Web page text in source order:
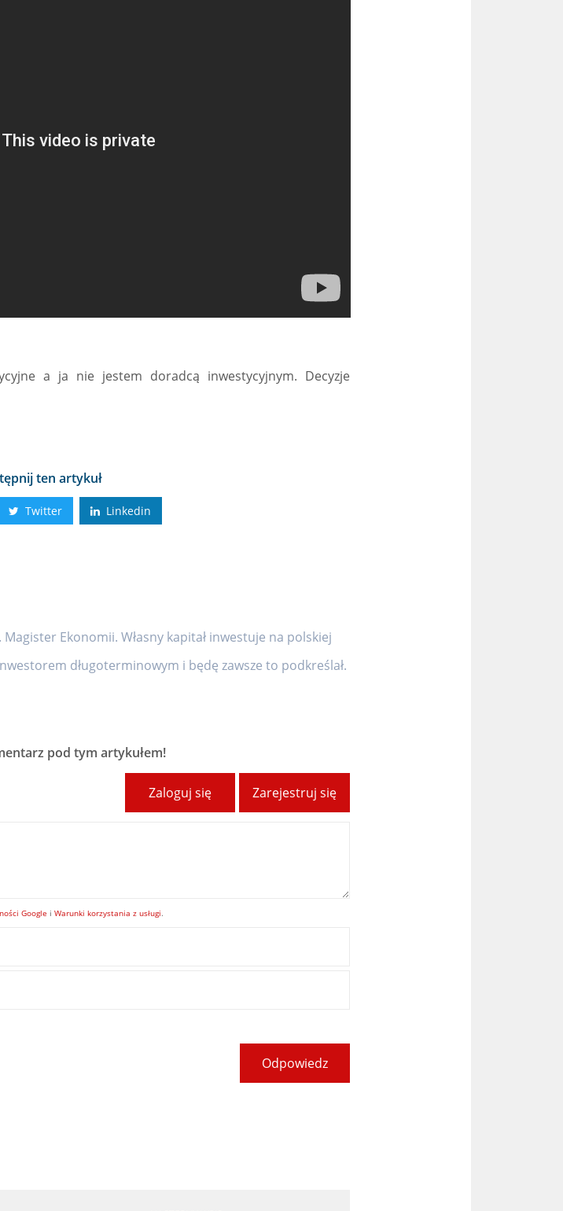
a ja nie jestem doradcą inwestycyjnym. Decyzje
ten artykuł
Twitter Linkedin
Ekonomii. Własny kapitał inwestuje na polskiej
długoterminowym i będę zawsze to podkreślał.
pod tym artykułem!
Zarejestruj się
Zaloguj się
Google i Warunki korzystania z usługi.
Odpowiedz